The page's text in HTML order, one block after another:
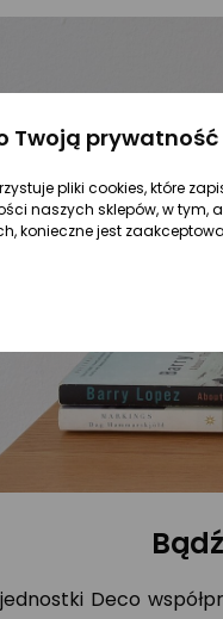
Deco
Twoją prywatność
pliki cookies, które
naszych sklepów, w tym,
konieczne jest